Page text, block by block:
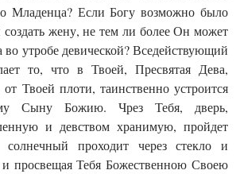
Младенца? Если Богу возможно было
жену, не тем ли более Он может
во утробе девической? Вседействующий
то, что в Твоей, Пресвятая Дева,
Твоей плоти, таинственно устроится
Сыну Божию. Чрез Тебя, дверь,
и девством хранимую, пройдет
проходит через стекло и
и просвещая Тебя Божественною Своею